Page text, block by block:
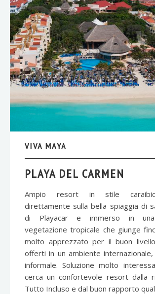
VIVA MAYA
PLAYA DEL CARMEN
Ampio resort in stile
direttamente sulla bella spiaggia di
di Playacar e immerso in una
vegetazione tropicale che giunge
molto apprezzato per il buon
offerti in un ambiente
informale. Soluzione molto
cerca un confortevole resort dalla
Tutto Incluso e dal buon rapporto